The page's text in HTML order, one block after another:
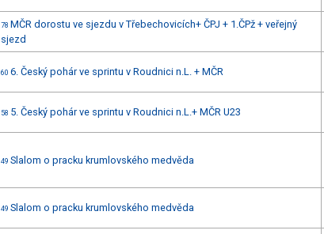
78 MČR dorostu ve sjezdu v Třebechovicích+ ČPJ + 1.ČPž + veřejný
sjezd
60 6. Český pohár ve sprintu v Roudnici n.L. + MČR
58 5. Český pohár ve sprintu v Roudnici n.L.+ MČR U23
49 Slalom o pracku krumlovského medvěda
49 Slalom o pracku krumlovského medvěda